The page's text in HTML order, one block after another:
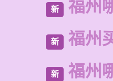
新 福州
新 福州
新 福州